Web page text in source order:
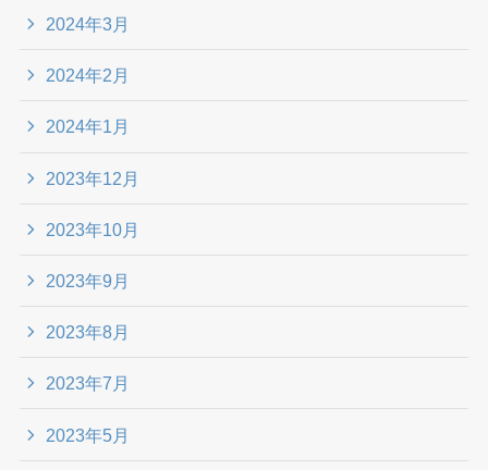
2024年3月
2024年2月
2024年1月
2023年12月
2023年10月
2023年9月
2023年8月
2023年7月
2023年5月